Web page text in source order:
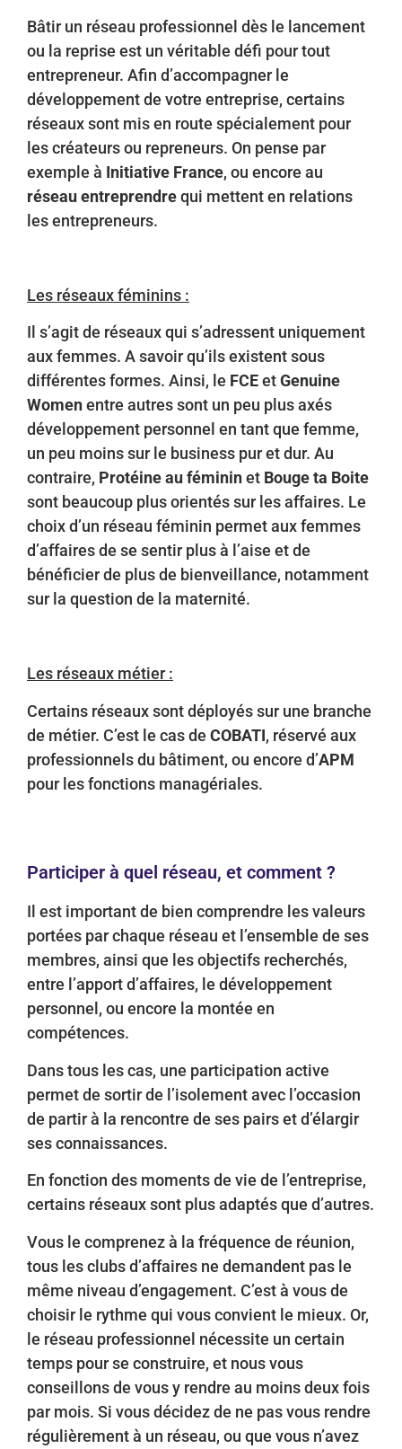
Bâtir un réseau professionnel dès le lancement
ou la reprise est un véritable défi pour tout
entrepreneur. Afin d’accompagner le
développement de votre entreprise, certains
réseaux sont mis en route spécialement pour
les créateurs ou repreneurs. On pense par
exemple à Initiative France, ou encore au
réseau entreprendrequi mettent en relations
les entrepreneurs.
Les réseaux féminins :
Il s’agit de réseaux qui s’adressent uniquement
aux femmes. A savoir qu’ils existent sous
différentes formes. Ainsi, le FCEetGenuine
Womenentre autres sont un peu plus axés
développement personnel en tant que femme,
un peu moins sur le business pur et dur. Au
contraire, Protéine au fémininet Bouge ta Boite
sont beaucoup plus orientés sur les affaires. Le
choix d’un réseau féminin permet aux femmes
d’affaires de se sentir plus à l’aise et de
bénéficier de plus de bienveillance, notamment
sur la question de la maternité.
Les réseaux métier :
Certains réseaux sont déployés sur une branche
de métier. C’est le cas de COBATI, réservé aux
professionnels du bâtiment, ou encore d’APM
pour les fonctions managériales.
Participer à quel réseau, et comment ?
Il est important de bien comprendre les valeurs
portées par chaque réseau et l’ensemble de ses
membres, ainsi que les objectifs recherchés,
entre l’apport d’affaires, le développement
personnel, ou encore la montée en
compétences.
Dans tous les cas, une participation active
permet de sortir de l’isolement avec l’occasion
de partir à la rencontre de ses pairs et d’élargir
ses connaissances.
En fonction des moments de vie de l’entreprise,
certains réseaux sont plus adaptés que d’autres.
Vous le comprenez à la fréquence de réunion,
tous les clubs d’affaires ne demandent pas le
même niveau d’engagement. C’est à vous de
choisir le rythme qui vous convient le mieux. Or,
le réseau professionnel nécessite un certain
temps pour se construire, et nous vous
conseillons de vous y rendre au moins deux fois
par mois. Si vous décidez de ne pas vous rendre
régulièrement à un réseau, ou que vous n’avez